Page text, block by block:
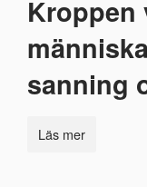
Kroppen
sanning
Läs mer